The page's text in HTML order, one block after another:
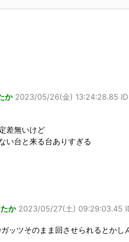
か 2023/05/26(金) 13:24:28.85
差無いけど
い台と来る台ありすぎる
か 2023/05/27(土) 09:29:03.45
ッツそのまま回させられるとかし